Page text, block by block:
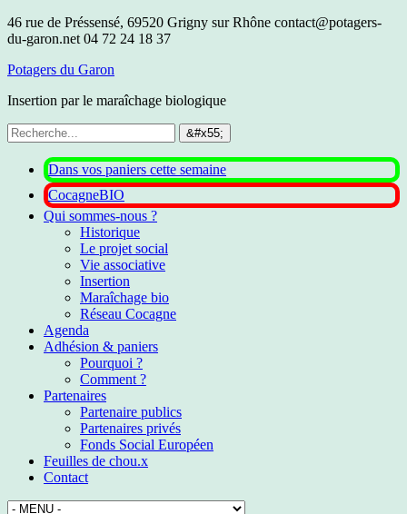
46 rue de Préssensé, 69520 Grigny sur Rhône contact@potagers-
du-garon.net 04 72 24 18 37
Potagers du Garon
Insertion par le maraîchage biologique
Dans vos paniers cette semaine
CocagneBIO
Qui sommes-nous ?
Historique
Le projet social
Vie associative
Insertion
Maraîchage bio
Réseau Cocagne
Agenda
Adhésion & paniers
Pourquoi ?
Comment ?
Partenaires
Partenaire publics
Partenaires privés
Fonds Social Européen
Feuilles de chou.x
Contact